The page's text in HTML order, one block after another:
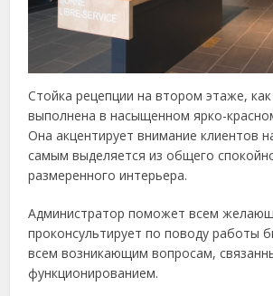
Стойка рецепции на втором этаже,
выполнена в насыщенном ярко-
Она акцентирует внимание клиентов
самым выделяется из общего
размеренного интерьера.
Администратор поможет всем
проконсультирует по поводу работы
всем возникающим вопросам,
функционированием.